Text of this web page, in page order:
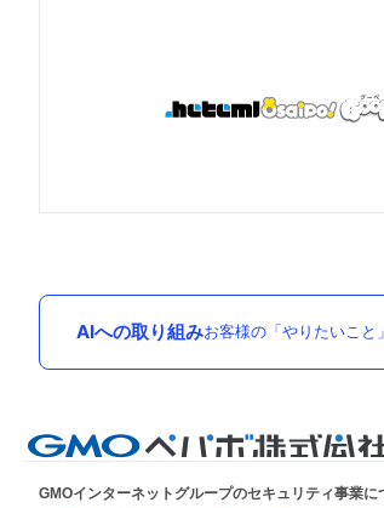
AIへの取り組みお客様の「やりたいこと
GMOインターネットグループのセキュリティ事業に